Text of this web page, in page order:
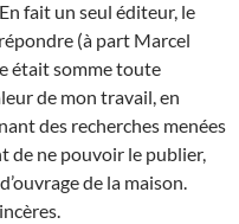
fait un seul éditeur, le
(à part Marcel
était somme toute
de mon travail, en
des recherches menées
de ne pouvoir le publier,
de la maison.